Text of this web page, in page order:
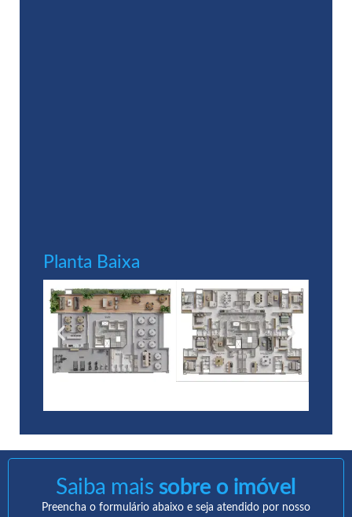
Planta Baixa
Saiba mais sobre o imóvel
Preencha o formulário abaixo e seja atendido por nosso